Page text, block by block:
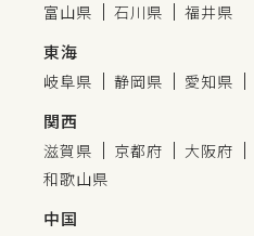
富山県 石川県 福井県
東海
岐阜県 静岡県 愛知県
関西
滋賀県 京都府 大阪府
和歌山県
中国